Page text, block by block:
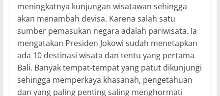
meningkatnya kunjungan wisatawan sehingga
akan menambah devisa. Karena salah satu
sumber pemasukan negara adalah pariwisata. Ia
mengatakan Presiden Jokowi sudah menetapkan
ada 10 destinasi wisata dan tentu yang pertama
Bali. Banyak tempat-tempat yang patut dikunjungi
sehingga memperkaya khasanah, pengetahuan
dan yang paling penting saling menghormati